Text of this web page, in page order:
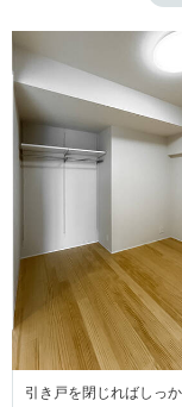
引き戸を閉じればしっ